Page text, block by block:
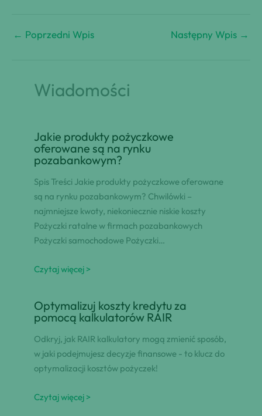
← Poprzedni Wpis Następny Wpis →
Wiadomości
Jakie produkty pożyczkowe
oferowane są na rynku
pozabankowym?
Spis Treści Jakie produkty pożyczkowe oferowane
są na rynku pozabankowym? Chwilówki –
najmniejsze kwoty, niekoniecznie niskie koszty
Pożyczki ratalne w firmach pozabankowych
Pożyczki samochodowe Pożyczki…
Czytaj więcej >
Optymalizuj koszty kredytu za
pomocą kalkulatorów RAIR
Odkryj, jak RAIR kalkulatory mogą zmienić sposób,
w jaki podejmujesz decyzje finansowe - to klucz do
optymalizacji kosztów pożyczek!
Czytaj więcej >